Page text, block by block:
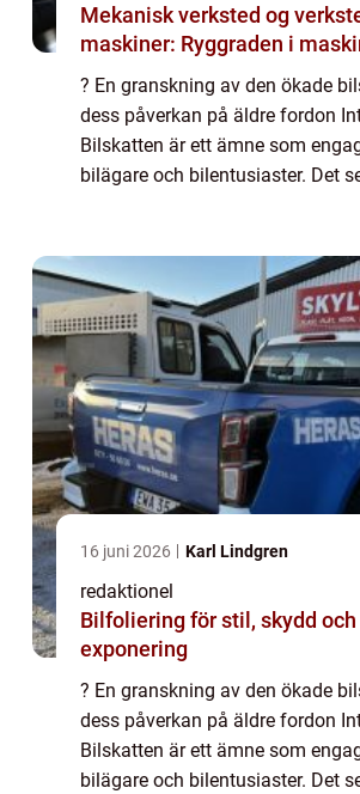
Mekanisk verksted og
maskiner: Ryggraden i
? En granskning av den ökade
dess påverkan på äldre fordon
Bilskatten är ett ämne som
bilägare och bilentusiaster. Det
16 juni 2026 Karl Lindgren
redaktionel
Bilfoliering för stil, skydd
exponering
? En granskning av den ökade
dess påverkan på äldre fordon
Bilskatten är ett ämne som
bilägare och bilentusiaster. Det